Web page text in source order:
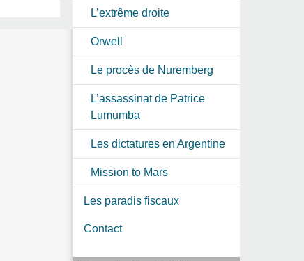
L’extrême droite
Orwell
Le procès de Nuremberg
L’assassinat de Patrice
Lumumba
Les dictatures en Argentine
Mission to Mars
Les paradis fiscaux
Contact